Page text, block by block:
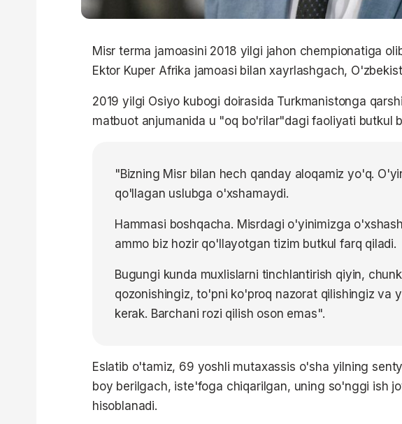
Misr terma jamoasini 2018 yilgi jahon chempionatiga
Ektor Kuper Afrika jamoasi bilan xayrlashgach,
2019 yilgi Osiyo kubogi doirasida Turkmanistonga
matbuot anjumanida u "oq bo'rilar"dagi faoliyati butkul
"Bizning Misr bilan hech qanday aloqamiz yo'q.
qo'llagan uslubga o'xshamaydi.
Hammasi boshqacha. Misrdagi o'yinimizga
ammo biz hozir qo'llayotgan tizim butkul farq qiladi.
Bugungi kunda muxlislarni tinchlantirish qiyin,
qozonishingiz, to'pni ko'proq nazorat qilishingiz va
kerak. Barchani rozi qilish oson emas".
Eslatib o'tamiz, 69 yoshli mutaxassis o'sha yilning
boy berilgach, iste'foga chiqarilgan, uning so'nggi ish
hisoblanadi.